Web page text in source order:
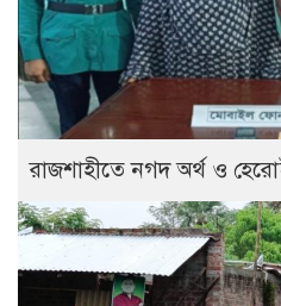
রাজশাহীতে নগদ অর্থ ও